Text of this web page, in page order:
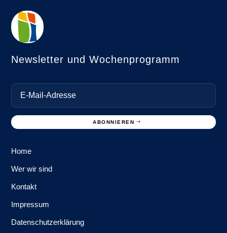
Newsletter und Wochenprogramm
ABONNIEREN
Home
Wer wir sind
Kontakt
Impressum
Datenschutzerklärung